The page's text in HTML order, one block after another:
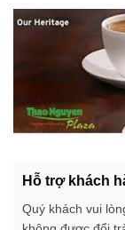
Hỗ trợ khách
Quý khách vui